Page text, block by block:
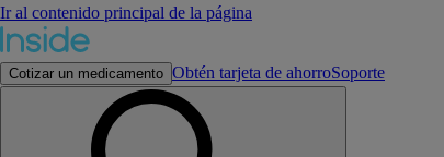
Ir al contenido principal de la página
Cotizar un medicamento Obtén tarjeta de ahorroSoporte